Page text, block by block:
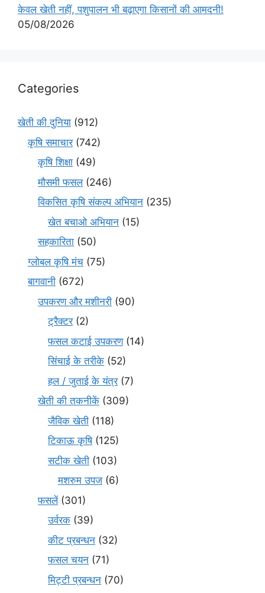
केवल खेती नहीं, पशुपालन भी बढ़ाएगा किसानों की आमदनी!
05/08/2026
Categories
खेती की दुनिया (912)
कृषि समाचार(742)
कृषि शिक्षा (49)
मौसमी फसल(246)
विकसित कृषि संकल्प अभियान (235)
खेत बचाओ अभियान (15)
सहकारिता (50)
ग्लोबल कृषि मंच (75)
बागवानी (672)
उपकरण और मशीनरी (90)
ट्रैक्टर(2)
फसल कटाई उपकरण(14)
सिंचाई के तरीके (52)
हल / जुताई के यंत्र(7)
खेती की तकनीकें (309)
जैविक खेती (118)
टिकाऊ कृषि(125)
सटीक खेती (103)
मशरुम उपज (6)
फसलें(301)
उर्वरक (39)
कीट प्रबन्धन (32)
फसल चयन (71)
मि‌ट्टी प्रबन्धन (70)